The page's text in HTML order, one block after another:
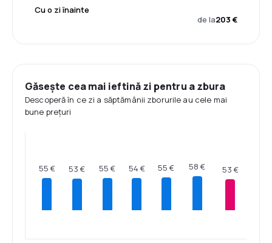
Cu o zi înainte
de la203 €
Găsește cea mai ieftină zi pentru a zbura
Descoperă în ce zi a săptămânii zborurile au cele mai
bune prețuri
55 € 53 € 55 € 54 € 55 € 58 € 53 €